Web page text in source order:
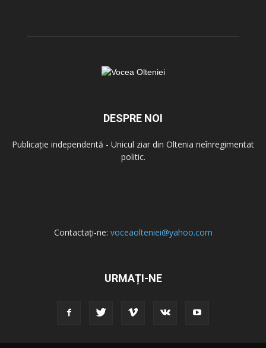
DESPRE NOI
Publicație independentă - Unicul ziar din Oltenia neînregimentat
politic.
Contactați-ne: voceaolteniei@yahoo.com
URMAȚI-NE